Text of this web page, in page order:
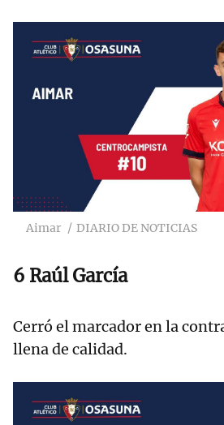
Aimar DIARIO DE NOTICIAS
6 Raúl García
Cerró el marcador en la
llena de calidad.